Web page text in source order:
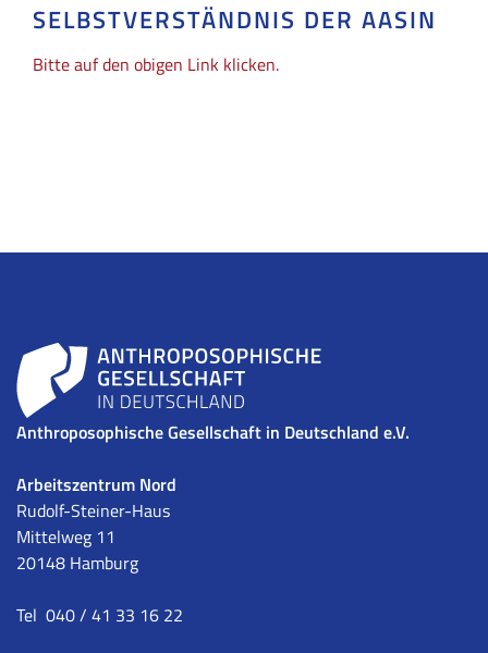
SELBSTVERSTÄNDNIS DER AASIN
Bitte auf den obigen Link klicken.
Anthroposophische Gesellschaft in Deutschland e.V.
Arbeitszentrum Nord
Rudolf-Steiner-Haus
Mittelweg 11
20148 Hamburg
Tel 040 / 41 33 16 22